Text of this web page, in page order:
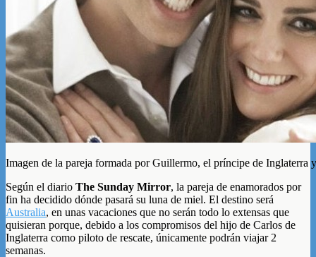
Imagen de la pareja formada por Guillermo, el príncipe de Inglaterra
Según el diario The Sunday Mirror, la pareja de enamorados por
fin ha decidido dónde pasará su luna de miel. El destino será
Australia, en unas vacaciones que no serán todo lo extensas que
quisieran porque, debido a los compromisos del hijo de Carlos de
Inglaterra como piloto de rescate, únicamente podrán viajar 2
semanas.